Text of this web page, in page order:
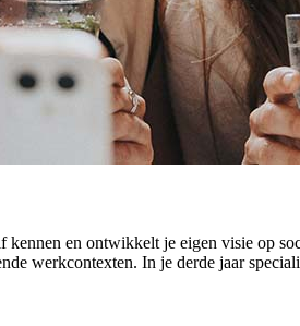
kennen en ontwikkelt je eigen visie op
werkcontexten. In je derde jaar